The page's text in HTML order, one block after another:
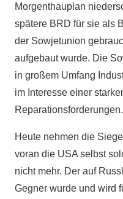
Morgenthauplan
spätere BRD für sie als
der Sowjetunion
aufgebaut wurde. Die
in großem Umfang
im Interesse einer
Reparationsforderungen.
Heute nehmen die
voran die USA selbst
nicht mehr. Der auf
Gegner wurde und wird